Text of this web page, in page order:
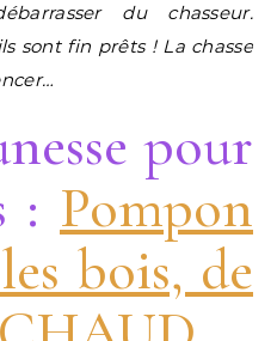
du chasseur.
sont fin prêts ! La chasse
pour
: Pompon
bois, de